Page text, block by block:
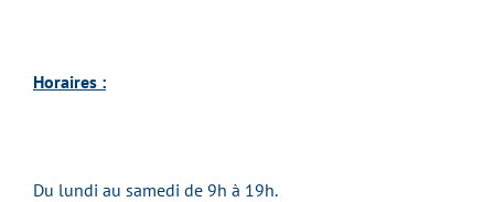
Horaires :
Du lundi au samedi de 9h à 19h.